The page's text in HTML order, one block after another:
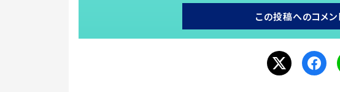
この投稿へのコメン